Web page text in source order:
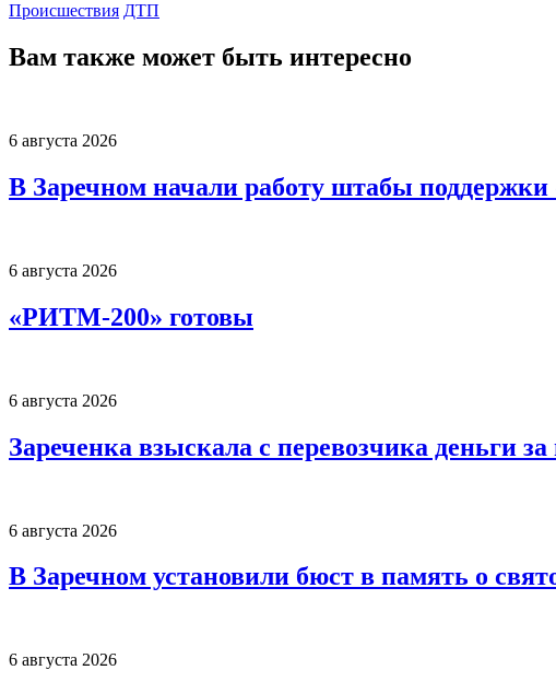
Происшествия ДТП
Вам также может быть интересно
6 августа 2026
В Заречном начали работу штабы
6 августа 2026
«РИТМ-200» готовы
6 августа 2026
Зареченка взыскала с перевозчика деньги за
6 августа 2026
В Заречном установили бюст в память о
6 августа 2026